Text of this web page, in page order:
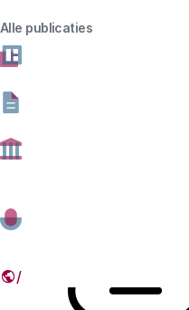
Alle publicaties
ander de uitwerking van
innovatie op de
maken. We zullen haar
persoonlijkheid missen.